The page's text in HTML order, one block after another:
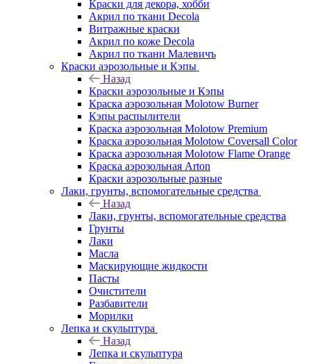
Краски для декора, хобби
Акрил по ткани Decola
Витражные краски
Акрил по коже Decola
Акрил по ткани Малевичъ
Краски аэрозольные и Кэпы
Назад
Краски аэрозольные и Кэпы
Краска аэрозольная Molotow Burner
Кэпы распылители
Краска аэрозольная Molotow Premium
Краска аэрозольная Molotow Coversall Color
Краска аэрозольная Molotow Flame Orange
Краска аэрозольная Arton
Краски аэрозольные разные
Лаки, грунты, вспомогательные средства
Назад
Лаки, грунты, вспомогательные средства
Грунты
Лаки
Масла
Маскирующие жидкости
Пасты
Очистители
Разбавители
Морилки
Лепка и скульптура
Назад
Лепка и скульптура